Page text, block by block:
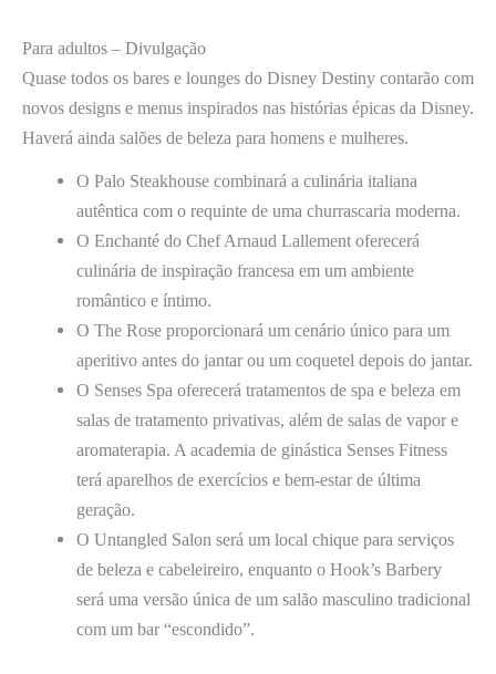
Para adultos – Divulgação
Quase todos os bares e lounges do Disney Destiny contarão com
novos designs e menus inspirados nas histórias épicas da Disney.
Haverá ainda salões de beleza para homens e mulheres.
O Palo Steakhouse combinará a culinária italiana
autêntica com o requinte de uma churrascaria moderna.
O Enchanté do Chef Arnaud Lallement oferecerá
culinária de inspiração francesa em um ambiente
romântico e íntimo.
O The Rose proporcionará um cenário único para um
aperitivo antes do jantar ou um coquetel depois do jantar.
O Senses Spa oferecerá tratamentos de spa e beleza em
salas de tratamento privativas, além de salas de vapor e
aromaterapia. A academia de ginástica Senses Fitness
terá aparelhos de exercícios e bem-estar de última
geração.
O Untangled Salon será um local chique para serviços
de beleza e cabeleireiro, enquanto o Hook’s Barbery
será uma versão única de um salão masculino tradicional
com um bar “escondido”.